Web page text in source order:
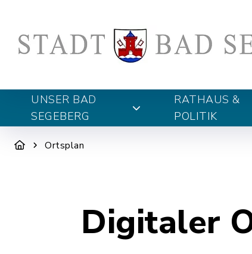
UNSER BAD
SEGEBERG
RATHAUS &
POLITIK
Ortsplan
Digitaler